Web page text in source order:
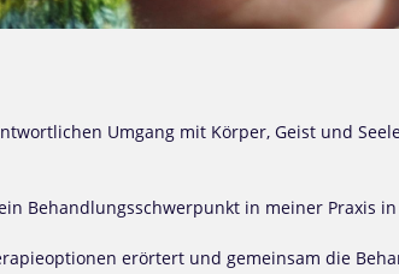
Umgang mit Körper, Geist und
Behandlungsschwerpunkt in meiner Praxis
erörtert und gemeinsam die